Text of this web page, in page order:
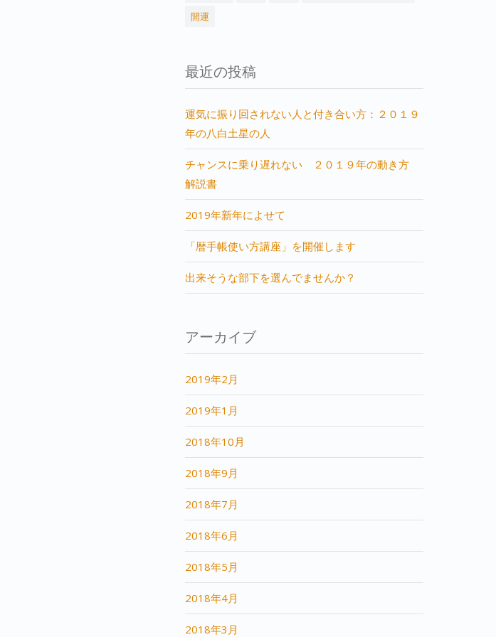
開運
最近の投稿
運気に振り回されない人と付き合い方：２０１９
年の八白土星の人
チャンスに乗り遅れない ２０１９年の動き方
解説書
2019年新年によせて
「暦手帳使い方講座」を開催します
出来そうな部下を選んでませんか？
アーカイブ
2019年2月
2019年1月
2018年10月
2018年9月
2018年7月
2018年6月
2018年5月
2018年4月
2018年3月